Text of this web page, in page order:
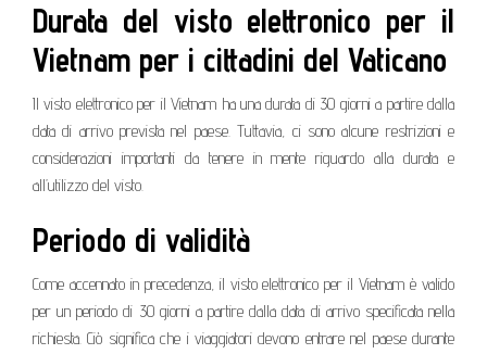
Durata del visto elettronico per il
Vietnam per i cittadini del Vaticano
Il visto elettronico per il Vietnam ha una durata di 30 giorni a partire dalla
data di arrivo prevista nel paese. Tuttavia, ci sono alcune restrizioni e
considerazioni importanti da tenere in mente riguardo alla durata e
all’utilizzo del visto.
Periodo di validità
Come accennato in precedenza, il visto elettronico per il Vietnam è valido
per un periodo di 30 giorni a partire dalla data di arrivo specificata nella
richiesta. Ciò significa che i viaggiatori devono entrare nel paese durante